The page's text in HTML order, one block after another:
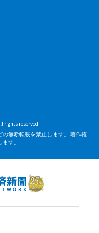
rights reserved.
無断転載を禁止します。 著作権
す。